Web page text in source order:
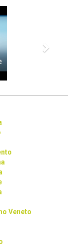
le
una
Veneto